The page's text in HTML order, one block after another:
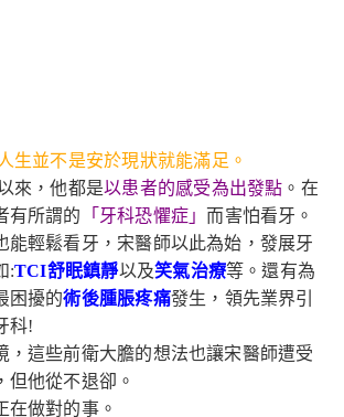
人生並不是安於現狀就能滿足。
來，他都是以患者的感受為出發點 。在
有所謂的
「牙科恐懼症」 而害怕看牙。
能輕鬆看牙，宋醫師以此為始，發展牙
:TCI舒眠鎮靜以及笑氣治療等。還有為
困擾的術後腫脹疼痛發生，領先業界引
科!
，這些前衛大膽的想法也讓宋醫師遭受
但他從不退卻。
在做對的事。